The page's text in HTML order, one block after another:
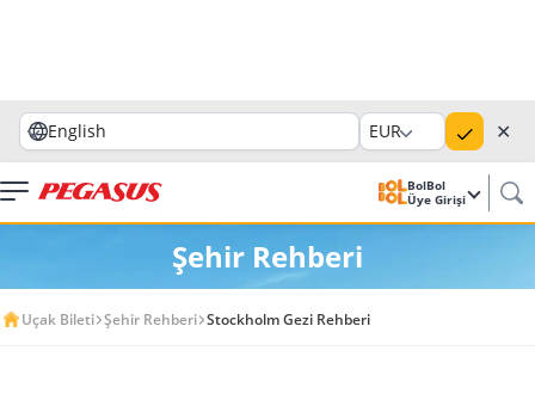
English EUR ✕
BolBol
Üye Girişi
Şehir Rehberi
Uçak Bileti Şehir Rehberi Stockholm Gezi Rehberi